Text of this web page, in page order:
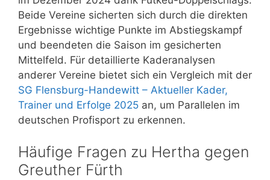
Beide Vereine sicherten sich durch die direkten
Ergebnisse wichtige Punkte im Abstiegskampf
und beendeten die Saison im gesicherten
Mittelfeld. Für detaillierte Kaderanalysen
anderer Vereine bietet sich ein Vergleich mit der
SG Flensburg-Handewitt – Aktueller Kader,
Trainer und Erfolge 2025 an, um Parallelen im
deutschen Profisport zu erkennen.
Häufige Fragen zu Hertha gegen
Greuther Fürth